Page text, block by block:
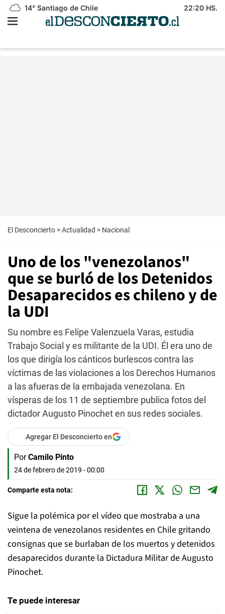
14° Santiago de Chile 22:20 HS.
El Desconcierto >Actualidad > Nacional
Uno de los "venezolanos"
que se burló de los Detenidos
Desaparecidos es chileno y de
la UDI
Su nombre es Felipe Valenzuela Varas, estudia
Trabajo Social y es militante de la UDI. Él era uno de
los que dirigía los cánticos burlescos contra las
víctimas de las violaciones a los Derechos Humanos
a las afueras de la embajada venezolana. En
vísperas de los 11 de septiembre publica fotos del
dictador Augusto Pinochet en sus redes sociales.
Agregar El Desconcierto en
Por Camilo Pinto
24 de febrero de 2019 - 00:00
Comparte esta nota:
Sigue la polémica por el vídeo que mostraba a una
veintena de venezolanos residentes en Chile gritando
consignas que se burlaban de los muertos y detenidos
desaparecidos durante la Dictadura Militar de Augusto
Pinochet.
Te puede interesar